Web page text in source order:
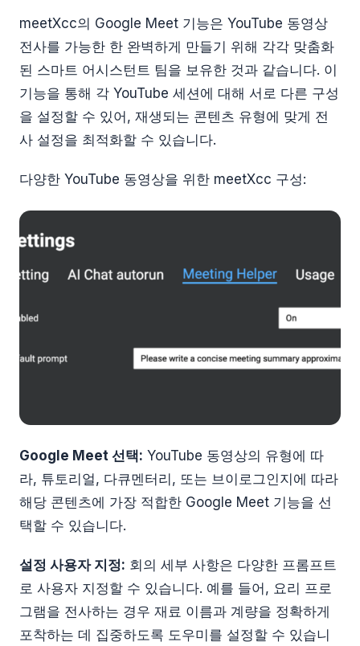
meetXcc의 Google Meet 기능은 YouTube 동영상
전사를 가능한 한 완벽하게 만들기 위해 각각 맞춤화
된 스마트 어시스턴트 팀을 보유한 것과 같습니다. 이
기능을 통해 각 YouTube 세션에 대해 서로 다른 구성
을 설정할 수 있어, 재생되는 콘텐츠 유형에 맞게 전
사 설정을 최적화할 수 있습니다.
다양한 YouTube 동영상을 위한 meetXcc 구성:
Google Meet 선택: YouTube 동영상의 유형에 따
라, 튜토리얼, 다큐멘터리, 또는 브이로그인지에 따라
해당 콘텐츠에 가장 적합한 Google Meet 기능을 선
택할 수 있습니다.
설정 사용자 지정: 회의 세부 사항은 다양한 프롬프트
로 사용자 지정할 수 있습니다. 예를 들어, 요리 프로
그램을 전사하는 경우 재료 이름과 계량을 정확하게
포착하는 데 집중하도록 도우미를 설정할 수 있습니